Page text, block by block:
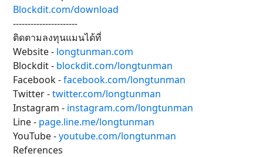
Blockdit.com/download
----------------------
ติดตามลงทุนแมนได้ที่
Website - longtunman.com
Blockdit - blockdit.com/longtunman
Facebook -facebook.com/longtunman
Twitter -twitter.com/longtunman
Instagram - instagram.com/longtunman
Line - page.line.me/longtunman
YouTube -youtube.com/longtunman
References